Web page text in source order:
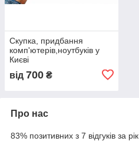
Скупка, придбання
комп'ютерів,ноутбуків у
Києві
від 700 ₴
Про нас
83% позитивних з 7 відгуків за рік